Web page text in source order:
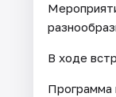
В ходе
Программа